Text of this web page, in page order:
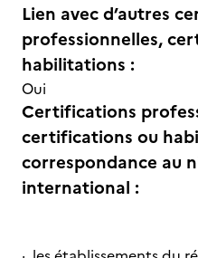
Lien avec d’autres
professionnelles,
habilitations :
Oui
Certifications
certifications ou
correspondance au
international :